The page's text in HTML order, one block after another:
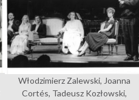
Włodzimierz Zalewski, Joanna
Cortés, Tadeusz Kozłowski,